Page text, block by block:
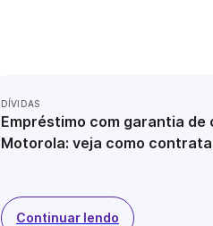
DÍVIDAS
Empréstimo com garantia de
Motorola: veja como
Continuar lendo